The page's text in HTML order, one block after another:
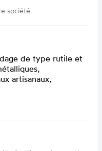
société.
de type rutile et
artisanaux,